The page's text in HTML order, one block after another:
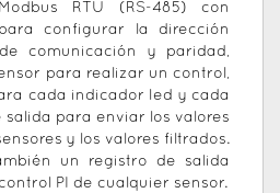
RTU (RS-485) con
configurar la dirección
comunicación y paridad,
para realizar un control,
cada indicador led y cada
salida para enviar los valores
y los valores filtrados.
un registro de salida
PI de cualquier sensor.